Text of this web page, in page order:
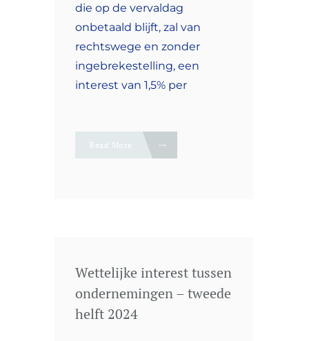
die op de vervaldag
onbetaald blijft, zal van
rechtswege en zonder
ingebrekestelling, een
interest van 1,5% per
Read More
Wettelijke interest tussen
ondernemingen – tweede
helft 2024